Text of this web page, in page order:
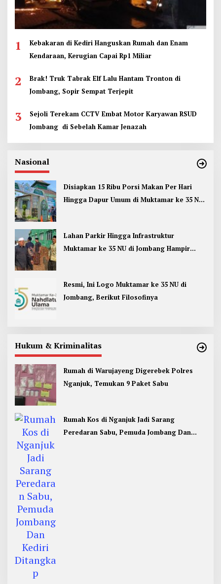
1
Kebakaran di Kediri Hanguskan Rumah dan Enam
Kendaraan, Kerugian Capai Rp1 Miliar
2
Brak! Truk Tabrak Elf Lalu Hantam Tronton di
Jombang, Sopir Sempat Terjepit
3
Sejoli Terekam CCTV Embat Motor Karyawan RSUD
Jombang di Sebelah Kamar Jenazah
Nasional
Disiapkan 15 Ribu Porsi Makan Per Hari
Hingga Dapur Umum di Muktamar ke 35 NU
Lahan Parkir Hingga Infrastruktur
Muktamar ke 35 NU di Jombang Hampir
Resmi, Ini Logo Muktamar ke 35 NU di
Jombang, Berikut Filosofinya
Hukum & Kriminalitas
Rumah di Warujayeng Digerebek Polres
Nganjuk, Temukan 9 Paket Sabu
Rumah Kos di Nganjuk Jadi Sarang
Peredaran Sabu, Pemuda Jombang Dan